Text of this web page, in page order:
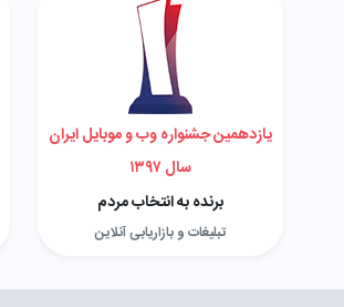
یازدهمین جشنواره وب و موبایل ایران
سال ۱۳۹۷
برنده به انتخاب مردم
تبلیغات و بازاریابی آنلاین